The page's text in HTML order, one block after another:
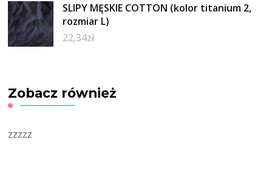
SLIPY MĘSKIE COTTON (kolor titanium 2,
rozmiar L)
22,34zł
Zobacz również
zzzzz